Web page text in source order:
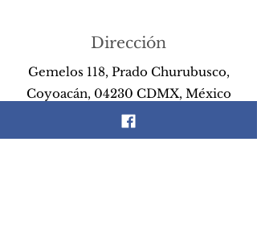
Dirección
Gemelos 118, Prado Churubusco,
Coyoacán, 04230 CDMX, México